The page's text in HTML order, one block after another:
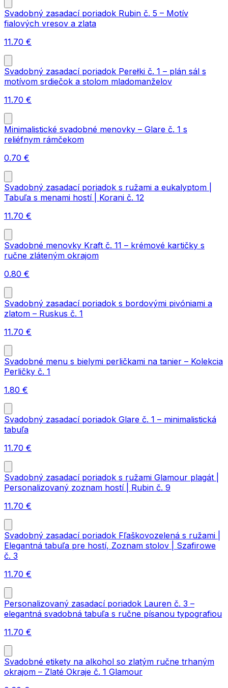
Svadobný zasadací poriadok Rubin č. 5 – Motív
fialových vresov a zlata
11.70 €
Svadobný zasadací poriadok Perełki č. 1 – plán sál s
motívom srdiečok a stolom mladomanželov
11.70 €
Minimalistické svadobné menovky – Glare č. 1 s
reliéfnym rámčekom
0.70 €
Svadobný zasadací poriadok s ružami a eukalyptom |
Tabuľa s menami hostí | Korani č. 12
11.70 €
Svadobné menovky Kraft č. 11 – krémové kartičky s
ručne zláteným okrajom
0.80 €
Svadobný zasadací poriadok s bordovými pivóniami a
zlatom – Ruskus č. 1
11.70 €
Svadobné menu s bielymi perličkami na tanier – Kolekcia
Perličky č. 1
1.80 €
Svadobný zasadací poriadok Glare č. 1 – minimalistická
tabuľa
11.70 €
Svadobný zasadací poriadok s ružami Glamour plagát |
Personalizovaný zoznam hostí | Rubin č. 9
11.70 €
Svadobný zasadací poriadok Fľaškovozelená s ružami |
Elegantná tabuľa pre hostí, Zoznam stolov | Szafirowe
č. 3
11.70 €
Personalizovaný zasadací poriadok Lauren č. 3 –
elegantná svadobná tabuľa s ručne písanou typografiou
11.70 €
Svadobné etikety na alkohol so zlatým ručne trhaným
okrajom – Zlaté Okraje č. 1 Glamour